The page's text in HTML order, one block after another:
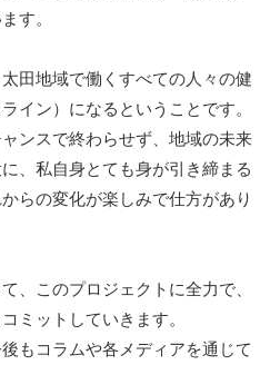
す。
田地域で働くすべての人々の健
イン）になるということです。
ンスで終わらせず、地域の未来
、私自身とても身が引き締まる
らの変化が楽しみで仕方があり
、このプロジェクトに全力で、
ミットしていきます。
もコラムや各メディアを通じて